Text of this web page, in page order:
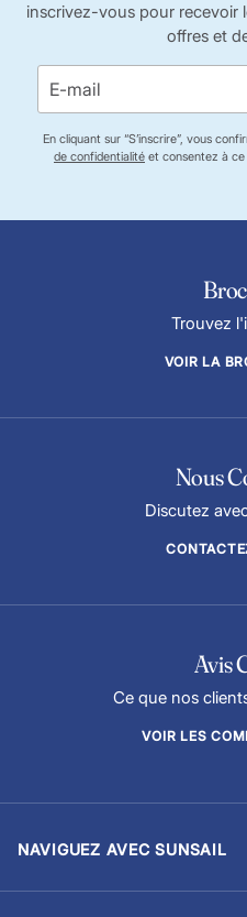
inscrivez-vous pour recevoir
offres et
En cliquant sur “S’inscrire”, vous
de confidentialité et consentez à ce
Trouvez
VOIR LA
Nous
Discutez
Avis
Ce que nos
VOIR LES
NAVIGUEZ AVEC SUNSAIL